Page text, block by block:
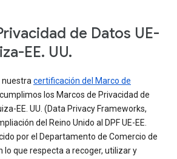
de Datos UE-
EE. UU.
nuestracertificación del Marco de
los Marcos de Privacidad de
EE. UU. (Data Privacy Frameworks,
del Reino Unido al DPF UE-EE.
por el Departamento de Comercio de
lo que respecta a recoger, utilizar y